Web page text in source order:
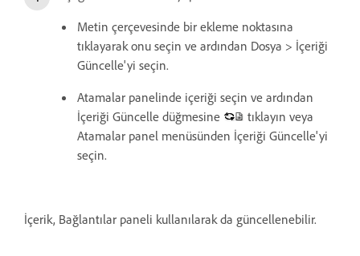
Metin çerçevesinde bir ekleme noktasına
tıklayarak onu seçin ve ardından Dosya > İçeriği
Güncelle'yi seçin.
Atamalar panelinde içeriği seçin ve ardından
İçeriği Güncelle düğmesine
tıklayın veya
Atamalar panel menüsünden İçeriği Güncelle'yi
seçin.
İçerik, Bağlantılar paneli kullanılarak da güncellenebilir.